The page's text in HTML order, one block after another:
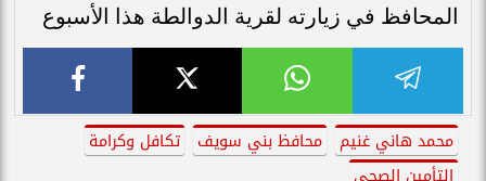
المحافظ في زيارته لقرية الدوالطة هذا الأسبوع
محمد هاني غنيم محافظ بني سويف
تكافل وكرامة